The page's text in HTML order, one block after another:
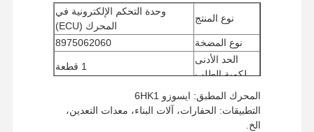
نوع المنتج
وحدة التحكم الإلكترونية في
المحرك (ECU)
نوع المضخة
8975062060
الحد الأدنى
لكمية الطلب
1 قطعة
طريقة الدفع ويسترن يونيون، تي / تي
طريقة الشحن
يو بي إس/دي إتش إل/إي إم إس/
المحرك المطبق: ايسوزو 6HK1
التطبيقات: الحفارات، آلات البناء، معدات التعدين،
الخ.